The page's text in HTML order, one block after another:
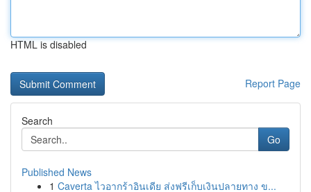
HTML is disabled
Report Page
Search
Go
Published News
1 Caverta ไวอากร้าอินเดีย ส่งฟรีเก็บเงินปลายทาง ข...